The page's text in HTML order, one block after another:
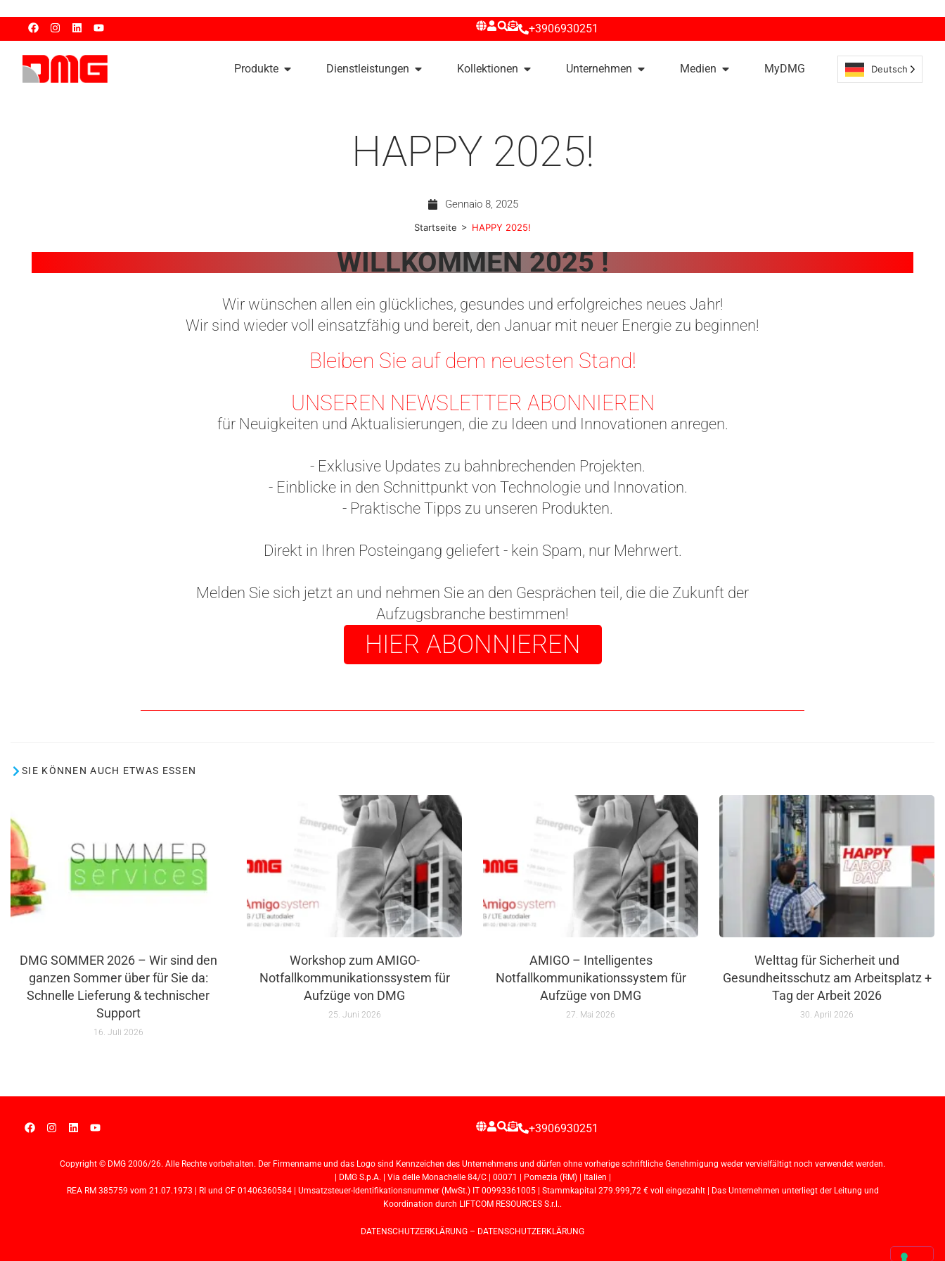
+3906930251
Produkte Dienstleistungen Kollektionen Unternehmen Medien MyDMG Deutsch
HAPPY 2025!
Gennaio 8, 2025
Startseite > HAPPY 2025!
WILLKOMMEN 2025 !
Wir wünschen allen ein glückliches, gesundes und erfolgreiches neues Jahr!
Wir sind wieder voll einsatzfähig und bereit, den Januar mit neuer Energie zu beginnen!
Bleiben Sie auf dem neuesten Stand!
UNSEREN NEWSLETTER ABONNIEREN
für Neuigkeiten und Aktualisierungen, die zu Ideen und Innovationen anregen.
- Exklusive Updates zu bahnbrechenden Projekten.
- Einblicke in den Schnittpunkt von Technologie und Innovation.
- Praktische Tipps zu unseren Produkten.
Direkt in Ihren Posteingang geliefert - kein Spam, nur Mehrwert.
Melden Sie sich jetzt an und nehmen Sie an den Gesprächen teil, die die Zukunft der
Aufzugsbranche bestimmen!
HIER ABONNIEREN
SIE KÖNNEN AUCH ETWAS ESSEN
DMG SOMMER 2026 – Wir sind den
ganzen Sommer über für Sie da:
Schnelle Lieferung & technischer
Support
16. Juli 2026
Workshop zum AMIGO-
Notfallkommunikationssystem für
Aufzüge von DMG
25. Juni 2026
AMIGO – Intelligentes
Notfallkommunikationssystem für
Aufzüge von DMG
27. Mai 2026
Welttag für Sicherheit und
Gesundheitsschutz am Arbeitsplatz +
Tag der Arbeit 2026
30. April 2026
+3906930251
Copyright © DMG 2006/26. Alle Rechte vorbehalten. Der Firmenname und das Logo sind Kennzeichen des Unternehmens und dürfen ohne vorherige schriftliche Genehmigung weder vervielfältigt noch verwendet werden.
| DMG S.p.A. | Via delle Monachelle 84/C | 00071 | Pomezia (RM) | Italien |
REA RM 385759 vom 21.07.1973 | RI und CF 01406360584 | Umsatzsteuer-Identifikationsnummer (MwSt.) IT 00993361005 | Stammkapital 279.999,72 € voll eingezahlt | Das Unternehmen unterliegt der Leitung und
Koordination durch LIFTCOM RESOURCES S.r.l..
DATENSCHUTZERKLÄRUNG – DATENSCHUTZERKLÄRUNG